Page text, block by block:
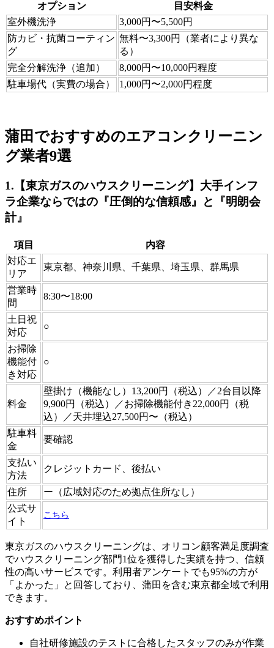
オプション
目安料金
室外機洗浄
3,000円〜5,500円
防カビ・抗菌コーティン
グ
無料〜3,300円（業者により異な
る）
完全分解洗浄（追加）
8,000円〜10,000円程度
駐車場代（実費の場合）
1,000円〜2,000円程度
蒲田でおすすめのエアコンクリーニン
グ業者9選
1.【東京ガスのハウスクリーニング】大手インフ
ラ企業ならではの『圧倒的な信頼感』と『明朗会
計』
項目
内容
対応エ
リア
東京都、神奈川県、千葉県、埼玉県、群馬県
営業時
間
8:30〜18:00
土日祝
対応
○
お掃除
機能付
き対応
○
料金
壁掛け（機能なし）13,200円（税込）／2台目以降
9,900円（税込）／お掃除機能付き22,000円（税
込）／天井埋込27,500円〜（税込）
駐車料
金
要確認
支払い
方法
クレジットカード、後払い
住所
ー（広域対応のため拠点住所なし）
公式サ
イト
こちら
東京ガスのハウスクリーニングは、オリコン顧客満足度調査
でハウスクリーニング部門1位を獲得した実績を持つ、信頼
性の高いサービスです。利用者アンケートでも95%の方が
「よかった」と回答しており、蒲田を含む東京都全域で利用
できます。
おすすめポイント
自社研修施設のテストに合格したスタッフのみが作業